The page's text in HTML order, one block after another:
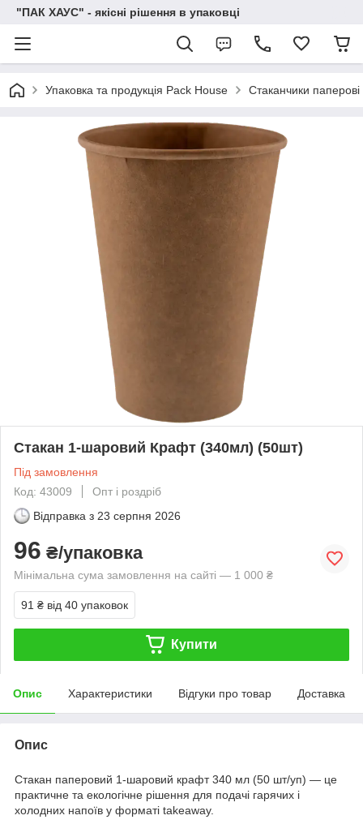
"ПАК ХАУС" - якісні рішення в упаковці
Упаковка та продукція Pack House Стаканчики
Стакан 1-шаровий Крафт (340мл) (50шт)
Під замовлення
Код: 43009
Опт і роздріб
Відправка з 23 серпня 2026
96 ₴/упаковка
Мінімальна сума замовлення на сайті — 1 000 ₴
91 ₴ від 40 упаковок
Купити
Опис Характеристики Відгуки про товар Доставка
Опис
Стакан паперовий 1-шаровий крафт 340 мл (50 шт/уп) — це
практичне та екологічне рішення для подачі гарячих і
холодних напоїв у форматі takeaway.